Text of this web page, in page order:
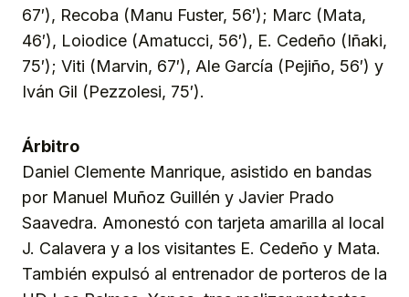
67′), Recoba (Manu Fuster, 56′); Marc (Mata,
46′), Loiodice (Amatucci, 56′), E. Cedeño (Iñaki,
75′); Viti (Marvin, 67′), Ale García (Pejiño, 56′) y
Iván Gil (Pezzolesi, 75′).
Árbitro
Daniel Clemente Manrique, asistido en bandas
por Manuel Muñoz Guillén y Javier Prado
Saavedra. Amonestó con tarjeta amarilla al local
J. Calavera y a los visitantes E. Cedeño y Mata.
También expulsó al entrenador de porteros de la